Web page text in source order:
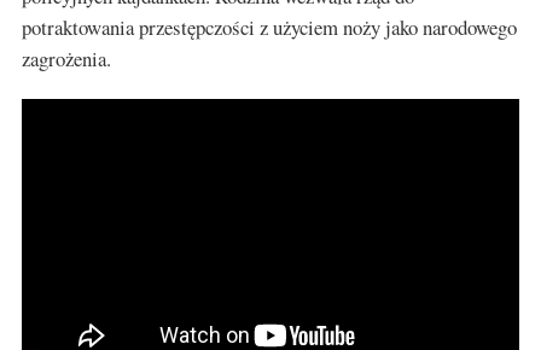
potraktowania przestępczości z użyciem noży jako narodowego
zagrożenia.